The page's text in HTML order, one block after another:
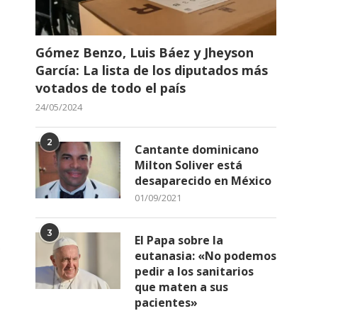
Gómez Benzo, Luis Báez y Jheyson
García: La lista de los diputados más
votados de todo el país
24/05/2024
2
Cantante dominicano
Milton Soliver está
desaparecido en México
01/09/2021
3
El Papa sobre la
eutanasia: «No podemos
pedir a los sanitarios
que maten a sus
pacientes»